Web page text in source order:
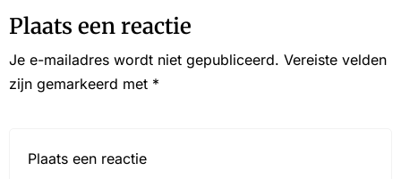
Plaats een reactie
Je e-mailadres wordt niet gepubliceerd. Vereiste velden
zijn gemarkeerd met *